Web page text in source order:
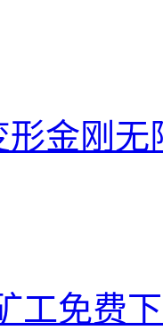
形金刚无
工免费